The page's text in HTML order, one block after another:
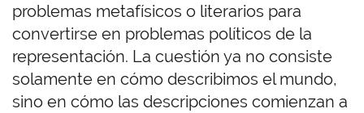
problemas metafísicos o literarios para
convertirse en problemas políticos de la
representación. La cuestión ya no consiste
solamente en cómo describimos el mundo,
sino en cómo las descripciones comienzan a